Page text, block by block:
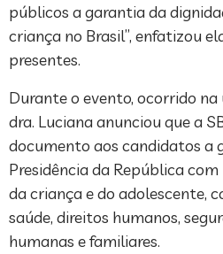
públicos a garantia da
criança no Brasil”, enfatizou
presentes.
Durante o evento, ocorrido
dra. Luciana anunciou que a
documento aos candidatos a
Presidência da República
da criança e do adolescente,
saúde, direitos humanos,
humanas e familiares.